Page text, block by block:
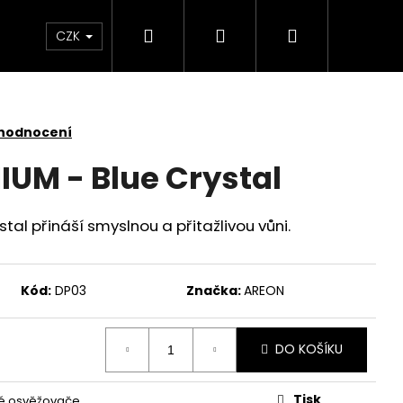
světlem Zdraví Výprodej skladových
CZK Hledat PřihlášeníNákupní
- Blue Crystal
přináší smyslnou a přitažlivou vůni.
Kód: DP03 Značka:AREON
DO KOŠÍKU
Tisk
SADA 3 KUSY